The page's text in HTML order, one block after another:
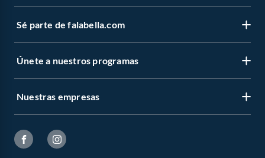
Sé parte de falabella.com
Únete a nuestros programas
Nuestras empresas